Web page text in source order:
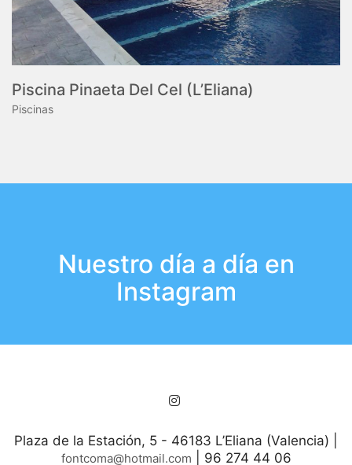
Piscina Pinaeta Del Cel (L’Eliana)
Piscinas
Nuestro día a día en
Instagram
Plaza de la Estación, 5 - 46183 L’Eliana (Valencia) |
fontcoma@hotmail.com | 96 274 44 06